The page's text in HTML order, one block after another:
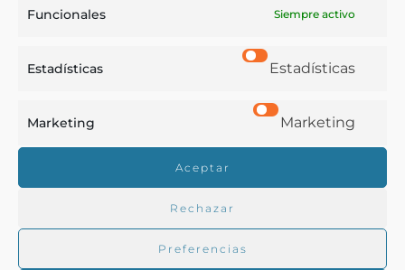
Funcionales Siempre activo
Estadísticas Estadísticas
Marketing Marketing
Aceptar
Rechazar
Preferencias
Vendedora de leche y natas [Material gráfico]
Anónimo ecuatoriano